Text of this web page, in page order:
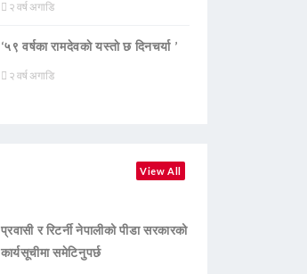
२ वर्ष अगाडि
‘५९ वर्षका रामदेवकाे यस्ताे छ दिनचर्या ’
२ वर्ष अगाडि
View All
प्रवासी र रिटर्नी नेपालीको पीडा सरकारको
कार्यसूचीमा समेटिनुपर्छ